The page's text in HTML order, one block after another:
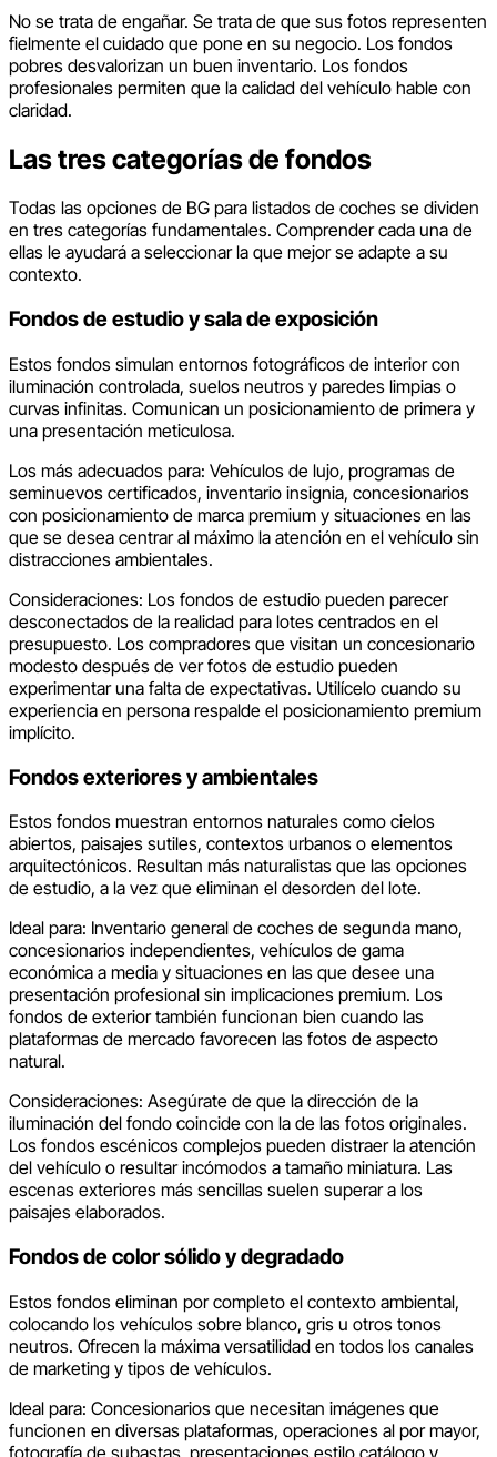
No se trata de engañar. Se trata de que sus fotos representen
fielmente el cuidado que pone en su negocio. Los fondos
pobres desvalorizan un buen inventario. Los fondos
profesionales permiten que la calidad del vehículo hable con
claridad.
Las tres categorías de fondos
Todas las opciones de BG para listados de coches se dividen
en tres categorías fundamentales. Comprender cada una de
ellas le ayudará a seleccionar la que mejor se adapte a su
contexto.
Fondos de estudio y sala de exposición
Estos fondos simulan entornos fotográficos de interior con
iluminación controlada, suelos neutros y paredes limpias o
curvas infinitas. Comunican un posicionamiento de primera y
una presentación meticulosa.
Los más adecuados para: Vehículos de lujo, programas de
seminuevos certificados, inventario insignia, concesionarios
con posicionamiento de marca premium y situaciones en las
que se desea centrar al máximo la atención en el vehículo sin
distracciones ambientales.
Consideraciones: Los fondos de estudio pueden parecer
desconectados de la realidad para lotes centrados en el
presupuesto. Los compradores que visitan un concesionario
modesto después de ver fotos de estudio pueden
experimentar una falta de expectativas. Utilícelo cuando su
experiencia en persona respalde el posicionamiento premium
implícito.
Fondos exteriores y ambientales
Estos fondos muestran entornos naturales como cielos
abiertos, paisajes sutiles, contextos urbanos o elementos
arquitectónicos. Resultan más naturalistas que las opciones
de estudio, a la vez que eliminan el desorden del lote.
Ideal para: Inventario general de coches de segunda mano,
concesionarios independientes, vehículos de gama
económica a media y situaciones en las que desee una
presentación profesional sin implicaciones premium. Los
fondos de exterior también funcionan bien cuando las
plataformas de mercado favorecen las fotos de aspecto
natural.
Consideraciones: Asegúrate de que la dirección de la
iluminación del fondo coincide con la de las fotos originales.
Los fondos escénicos complejos pueden distraer la atención
del vehículo o resultar incómodos a tamaño miniatura. Las
escenas exteriores más sencillas suelen superar a los
paisajes elaborados.
Fondos de color sólido y degradado
Estos fondos eliminan por completo el contexto ambiental,
colocando los vehículos sobre blanco, gris u otros tonos
neutros. Ofrecen la máxima versatilidad en todos los canales
de marketing y tipos de vehículos.
Ideal para: Concesionarios que necesitan imágenes que
funcionen en diversas plataformas, operaciones al por mayor,
fotografía de subastas, presentaciones estilo catálogo y